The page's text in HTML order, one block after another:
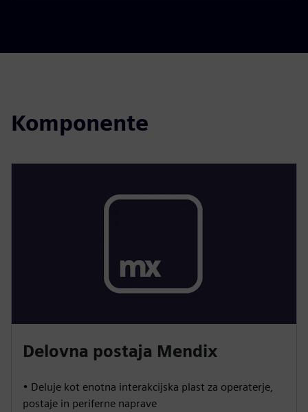
Komponente
Delovna postaja Mendix
• Deluje kot enotna interakcijska plast za operaterje,
postaje in periferne naprave